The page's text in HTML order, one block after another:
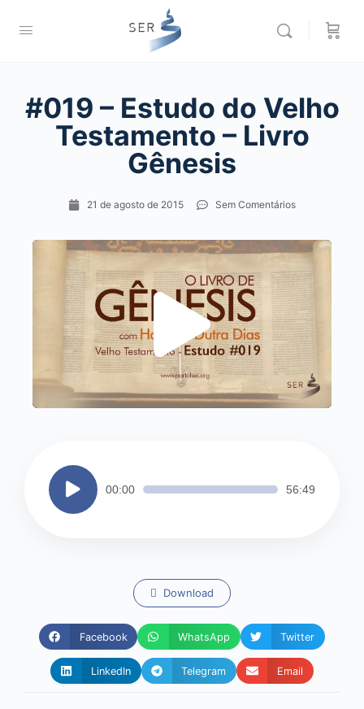
#019 – Estudo do Velho
Testamento – Livro
Gênesis
21 de agosto de 2015 Sem Comentários
Tocador
de
áudio
00:00 56:49
Download
Facebook WhatsApp Twitter
LinkedIn Telegram Email